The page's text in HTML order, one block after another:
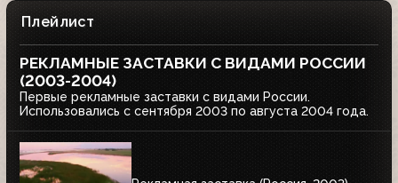
Плейлист
РЕКЛАМНЫЕ ЗАСТАВКИ С ВИДАМИ РОССИИ
(2003-2004)
Первые рекламные заставки с видами России.
Использовались с сентября 2003 по августа 2004 года.